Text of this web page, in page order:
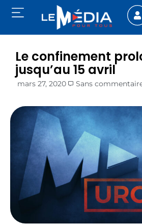
Le confinement
jusqu’au 15 avril
mars 27, 2020 Sans